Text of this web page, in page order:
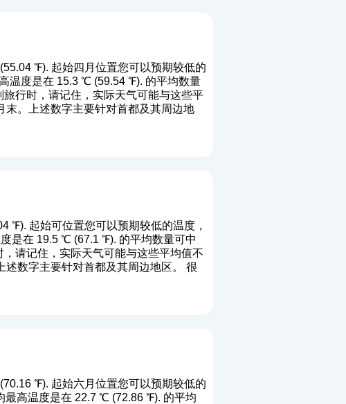
℉). 起始四月位置您可以预期较低的
温度是在 15.3 ℃ (59.54 ℉). 的平均数量
旅行时，请记住，实际天气可能与这些平
。上述数字主要针对首都及其周边地
℉). 起始可位置您可以预期较低的温度，
是在 19.5 ℃ (67.1 ℉). 的平均数量可中
，请记住，实际天气可能与这些平均值不
数字主要针对首都及其周边地区。 很
℉). 起始六月位置您可以预期较低的
最高温度是在 22.7 ℃ (72.86 ℉). 的平均